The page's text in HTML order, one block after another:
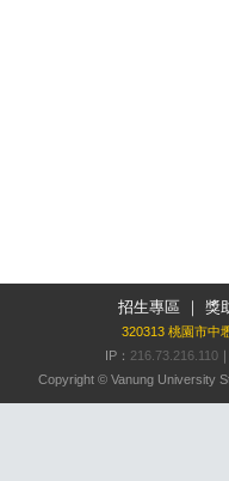
招生專區｜ 獎
320313 桃園市中
IP： 216.73.216.110
Copyright © Vanung University